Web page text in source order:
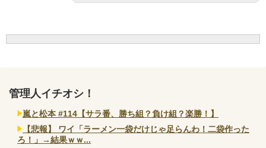
管理人イチオシ！
嵐と松本 #114【サラ番、勝ち組？負け組？楽勝！】
【悲報】 ワイ「ラーメン一袋だけじゃ足らんわ！二袋作った
ろ！」→結果ｗｗ...